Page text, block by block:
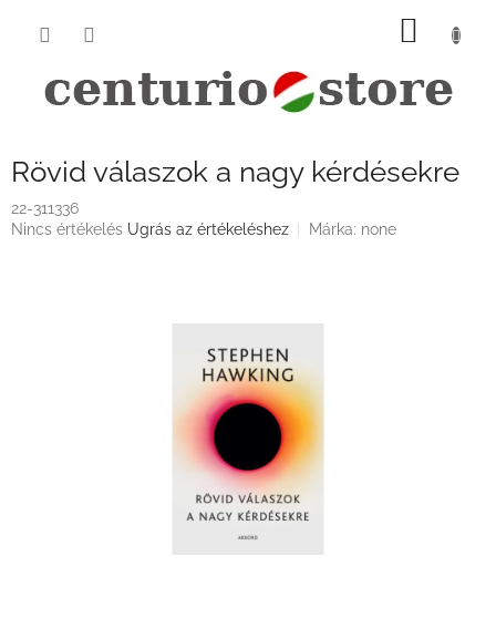
KOSÁR
Rövid válaszok a nagy kérdésekre
22-311336
A
Nincs értékelés Ugrás az értékeléshez Márka: none